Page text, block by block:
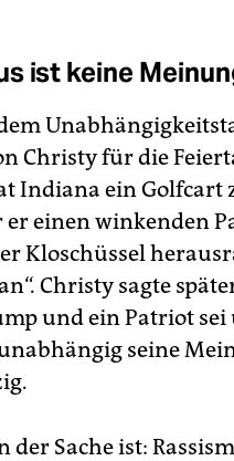
ist keine
Christy für die
Indiana ein Golfcart
einen winkenden
Kloschüssel
Christy sagte
und ein Patriot
seine
der Sache ist: